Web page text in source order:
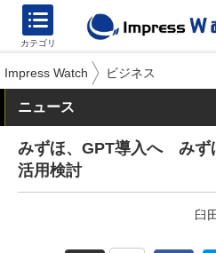
カテゴリ
Impress Watch ビジネス
ニュース
みずほ、GPT導入へ みず
活用検討
臼